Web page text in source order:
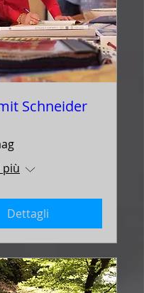
Schneider
più
Dettagli